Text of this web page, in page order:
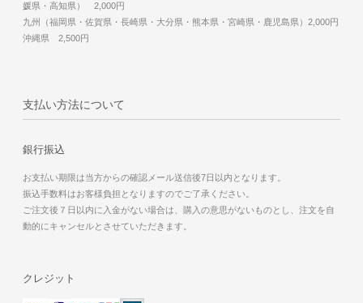
媛県・高知県） 2,000円
九州（福岡県・佐賀県・長崎県・大分県・熊本県・宮崎県・鹿児島県）2,000円
沖縄県 2,500円
支払い方法について
銀行振込
お支払い期限は当方からの確認メール送信後7日以内となります。
振込手数料はお客様負担となりますのでご了承ください。
ご注文後７日以内に入金がない場合は、購入の意思がないものとし、注文を自
動的にキャンセルとさせていただきます。
クレジット